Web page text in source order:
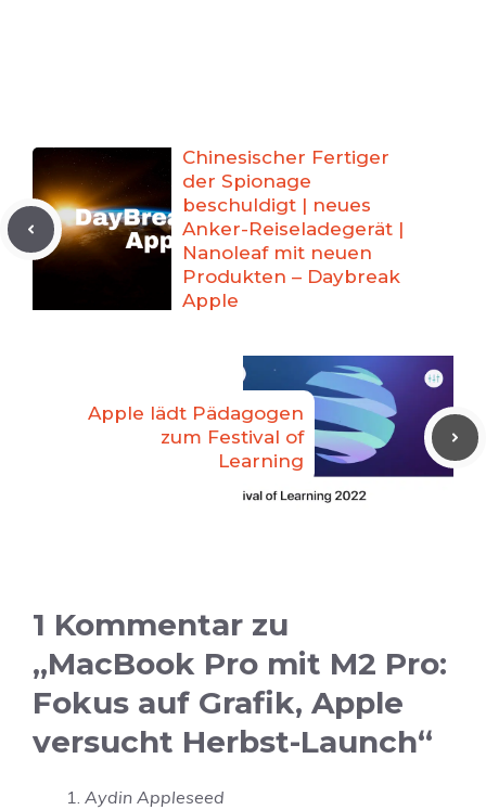
Chinesischer Fertiger
der Spionage
beschuldigt | neues
Anker-Reiseladegerät |
Nanoleaf mit neuen
Produkten – Daybreak
Apple
Apple lädt Pädagogen
zum Festival of
Learning
1 Kommentar zu
„MacBook Pro mit M2 Pro:
Fokus auf Grafik, Apple
versucht Herbst-Launch“
Aydin Appleseed